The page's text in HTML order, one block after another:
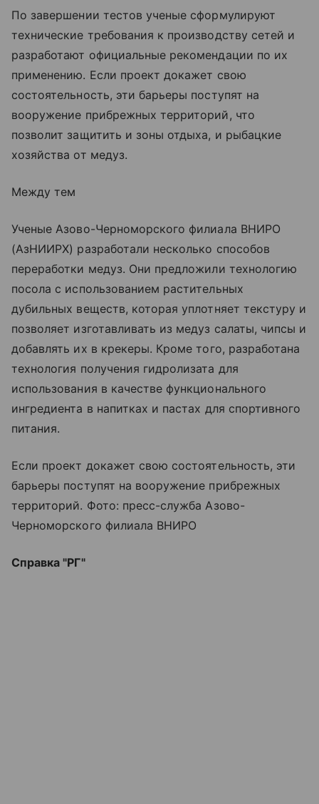
По завершении тестов ученые сформулируют
технические требования к производству сетей и
разработают официальные рекомендации по их
применению. Если проект докажет свою
состоятельность, эти барьеры поступят на
вооружение прибрежных территорий, что
позволит защитить и зоны отдыха, и рыбацкие
хозяйства от медуз.
Между тем
Ученые Азово-Черноморского филиала ВНИРО
(АзНИИРХ) разработали несколько способов
переработки медуз. Они предложили технологию
посола с использованием растительных
дубильных веществ, которая уплотняет текстуру и
позволяет изготавливать из медуз салаты, чипсы и
добавлять их в крекеры. Кроме того, разработана
технология получения гидролизата для
использования в качестве функционального
ингредиента в напитках и пастах для спортивного
питания.
Если проект докажет свою состоятельность, эти
барьеры поступят на вооружение прибрежных
территорий. Фото: пресс-служба Азово-
Черноморского филиала ВНИРО
Справка "РГ"